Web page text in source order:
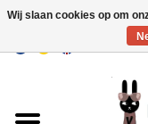
USD
Wij slaan cookies op om